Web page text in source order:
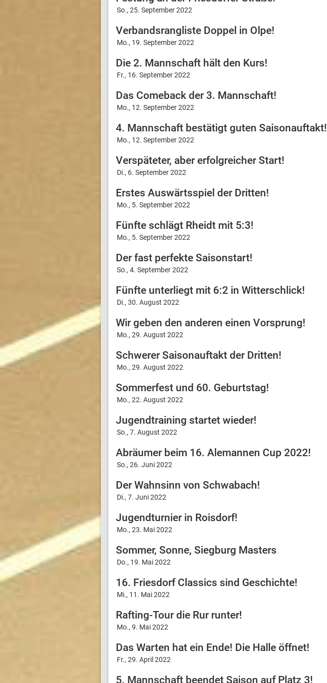
So., 25. September 2022
Verbandsrangliste Doppel in Olpe!
Mo., 19. September 2022
Die 2. Mannschaft hält den Kurs!
Fr., 16. September 2022
Das Comeback der 3. Mannschaft!
Mo., 12. September 2022
4. Mannschaft bestätigt guten Saisonauftakt!
Mo., 12. September 2022
Verspäteter, aber erfolgreicher Start!
Di., 6. September 2022
Erstes Auswärtsspiel der Dritten!
Mo., 5. September 2022
Fünfte schlägt Rheidt mit 5:3!
Mo., 5. September 2022
Der fast perfekte Saisonstart!
So., 4. September 2022
Fünfte unterliegt mit 6:2 in Witterschlick!
Di., 30. August 2022
Wir geben den anderen einen Vorsprung!
Mo., 29. August 2022
Schwerer Saisonauftakt der Dritten!
Mo., 29. August 2022
Sommerfest und 60. Geburtstag!
Mo., 22. August 2022
Jugendtraining startet wieder!
So., 7. August 2022
Abräumer beim 16. Alemannen Cup 2022!
So., 26. Juni 2022
Der Wahnsinn von Schwabach!
Di., 7. Juni 2022
Jugendturnier in Roisdorf!
Mo., 23. Mai 2022
Sommer, Sonne, Siegburg Masters
Do., 19. Mai 2022
16. Friesdorf Classics sind Geschichte!
Mi., 11. Mai 2022
Rafting-Tour die Rur runter!
Mo., 9. Mai 2022
Das Warten hat ein Ende! Die Halle öffnet!
Fr., 29. April 2022
5. Mannschaft beendet Saison auf Platz 3!